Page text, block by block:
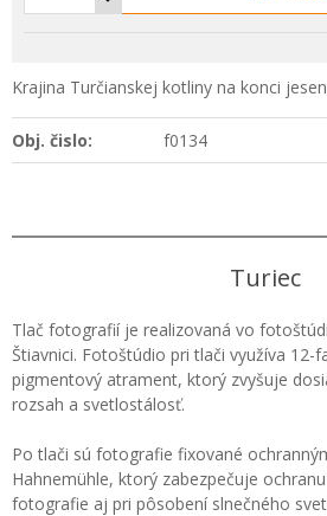
Krajina Turčianskej kotliny na konci
Obj. čislo: f0134
Turiec
Tlač fotografií je realizovaná vo
Štiavnici. Fotoštúdio pri tlači využíva 12-
pigmentový atrament, ktorý zvyšuje
rozsah a svetlostálosť.
Po tlači sú fotografie fixované
Hahnemühle, ktorý zabezpečuje
fotografie aj pri pôsobení slnečného